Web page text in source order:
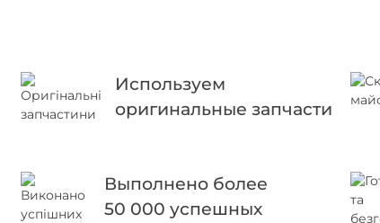
Используем
оригинальные запчасти
Выполнено более
50 000 успешных